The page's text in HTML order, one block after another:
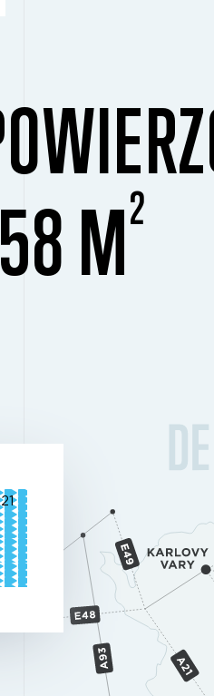
M2